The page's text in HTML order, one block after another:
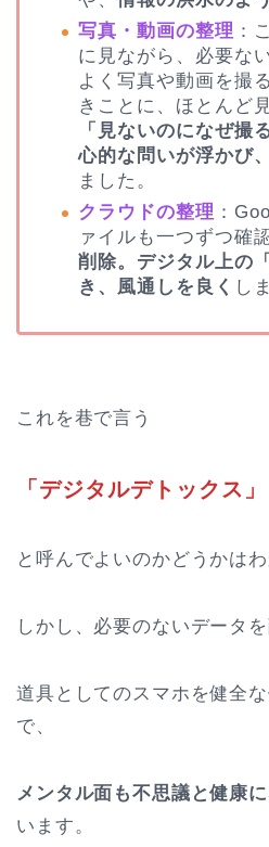
写真・動画の整理 ：
に見ながら、必要な
よく写真や動画を撮
きことに、ほとんど
「見ないのになぜ撮
心的な問いが浮かび
ました。
クラウドの整理 ：
ァイルも一つずつ確
削除。デジタル上の
き、風通しを良く し
これを巷で言う
「デジタルデトックス」
と呼んでよいのかどうかはわ
しかし、必要のないデータを
道具としてのスマホを健全
で、
メンタル面も不思議と健康
います。